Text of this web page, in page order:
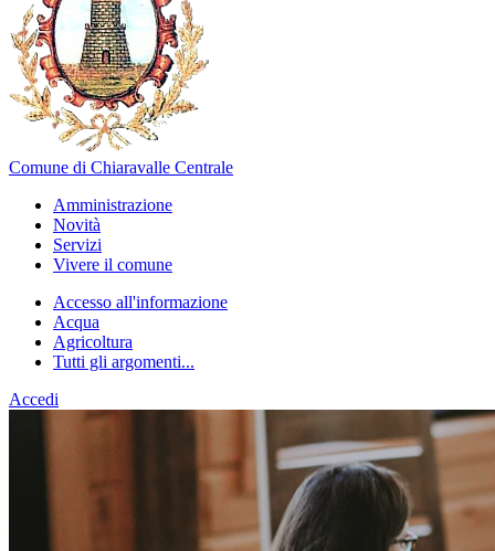
Comune di Chiaravalle Centrale
Amministrazione
Novità
Servizi
Vivere il comune
Accesso all'informazione
Acqua
Agricoltura
Tutti gli argomenti...
Accedi